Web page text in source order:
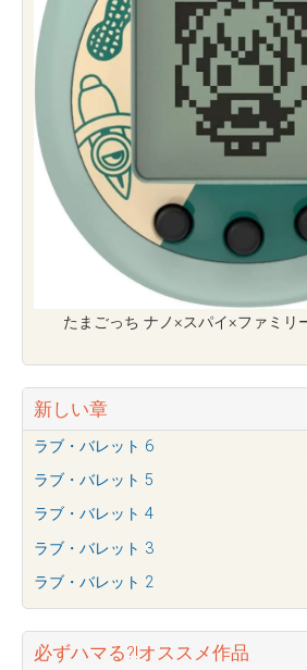
たまごっち ナノ×スパイ×ファミリ
新しい章
ラブ・バレット 6
ラブ・バレット 5
ラブ・バレット 4
ラブ・バレット 3
ラブ・バレット 2
必ずハマる?!オススメ作品